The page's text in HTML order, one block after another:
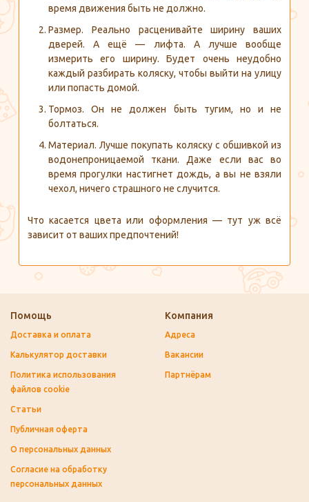
время движения быть не должно.
Размер. Реально расценивайте ширину ваших
дверей. А ещё — лифта. А лучше вообще
измерить его ширину. Будет очень неудобно
каждый разбирать коляску, чтобы выйти на улицу
или попасть домой.
Тормоз. Он не должен быть тугим, но и не
болтаться.
Материал. Лучше покупать коляску с обшивкой из
водонепроницаемой ткани. Даже если вас во
время прогулки настигнет дождь, а вы не взяли
чехол, ничего страшного не случится.
Что касается цвета или оформления — тут уж всё
зависит от ваших предпочтений!
Помощь
Доставка и оплата
Калькулятор доставки
Политика использования
файлов cookie
Статьи
Публичная оферта
О персональных данных
Согласие на обработку
персональных данных
Компания
Адреса
Вакансии
Партнёрам